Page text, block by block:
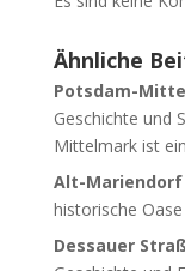
Ähnliche
Potsdam-
Geschichte und
Mittelmark ist
Alt-Mariendorf
historische
Dessauer